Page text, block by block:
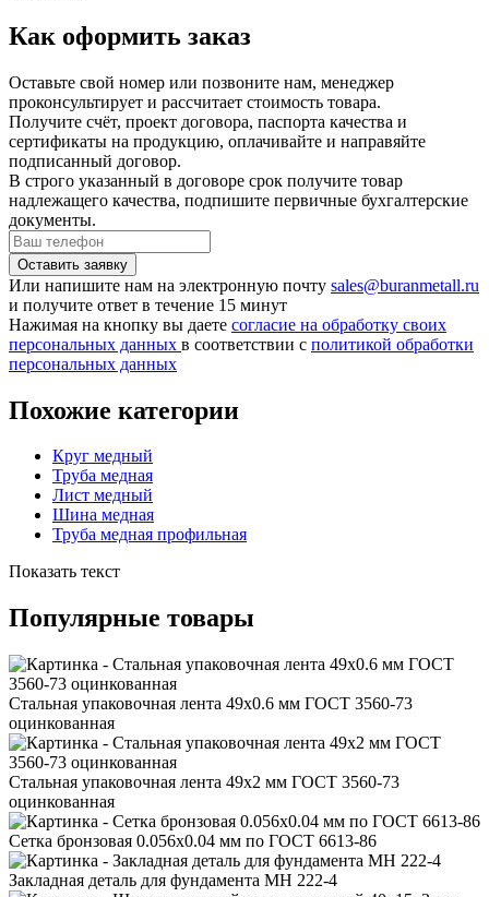
Как оформить заказ
Оставьте свой номер или позвоните нам, менеджер
проконсультирует и рассчитает стоимость товара.
Получите счёт, проект договора, паспорта качества и
сертификаты на продукцию, оплачивайте и направяйте
подписанный договор.
В строго указанный в договоре срок получите товар
надлежащего качества, подпишите первичные бухгалтерские
документы.
Или напишите нам на электронную почту sales@buranmetall.ru
и получите ответ в течение 15 минут
Нажимая на кнопку вы даете согласие на обработку своих
персональных данных в соответствии с политикой обработки
персональных данных
Похожие категории
Круг медный
Труба медная
Лист медный
Шина медная
Труба медная профильная
Показать текст
Популярные товары
Стальная упаковочная лента 49x0.6 мм ГОСТ 3560-73
оцинкованная
Стальная упаковочная лента 49x2 мм ГОСТ 3560-73
оцинкованная
Сетка бронзовая 0.056x0.04 мм по ГОСТ 6613-86
Закладная деталь для фундамента МН 222-4